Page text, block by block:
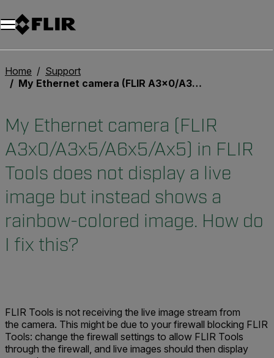
Home
Support
My Ethernet camera (FLIR A3x0/A3x5/A6x5/Ax5) in FLIR Tools does not display a live image but instead shows a rainbow-colored image. How do I fix this?
My Ethernet camera (FLIR
A3x0/A3x5/A6x5/Ax5) in FLIR
Tools does not display a live
image but instead shows a
rainbow-colored image. How do
I fix this?
FLIR Tools is not receiving the live image stream from
the camera. This might be due to your firewall blocking FLIR
Tools: change the firewall settings to allow FLIR Tools
through the firewall, and live images should then display